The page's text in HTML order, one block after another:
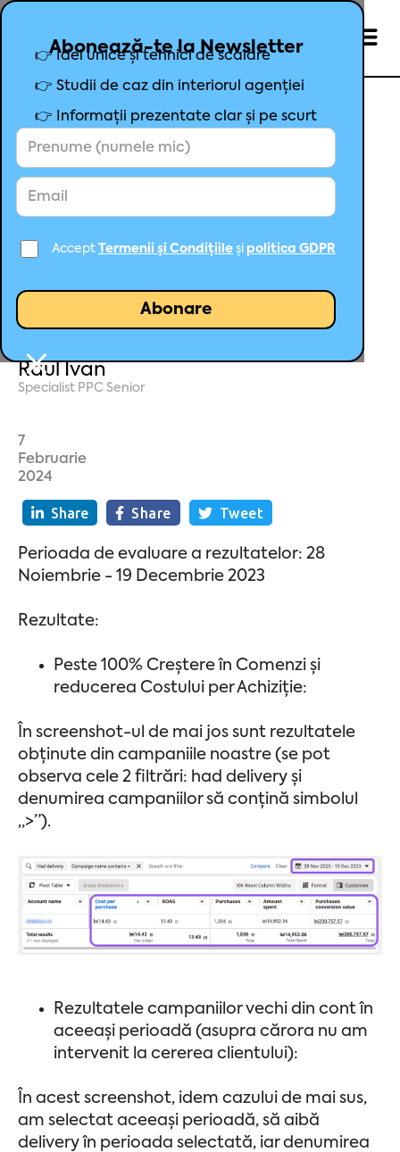
Abonează-te la Newsletter
👉 Idei unice și tehnici de scalare
👉 Studii de caz din interiorul agenției
👉 Informații prezentate clar și pe scurt
Accept Termenii și Condițiile și politica GDPR
Studiu de caz - Cum am reușit
să dublăm comenzile unui
client în primele 3 săptămâni
la ROAS 13.43
Raul Ivan
Specialist PPC Senior
7
Februarie
2024
Share Share Tweet
Perioada de evaluare a rezultatelor: 28
Noiembrie - 19 Decembrie 2023
Rezultate:
Peste 100% Creștere în Comenzi și
reducerea Costului per Achiziție:
În screenshot-ul de mai jos sunt rezultatele
obținute din campaniile noastre (se pot
observa cele 2 filtrări: had delivery și
denumirea campaniilor să conțină simbolul
„>”).
Rezultatele campaniilor vechi din cont în
aceeași perioadă (asupra cărora nu am
intervenit la cererea clientului):
În acest screenshot, idem cazului de mai sus,
am selectat aceeași perioadă, să aibă
delivery în perioada selectată, iar denumirea